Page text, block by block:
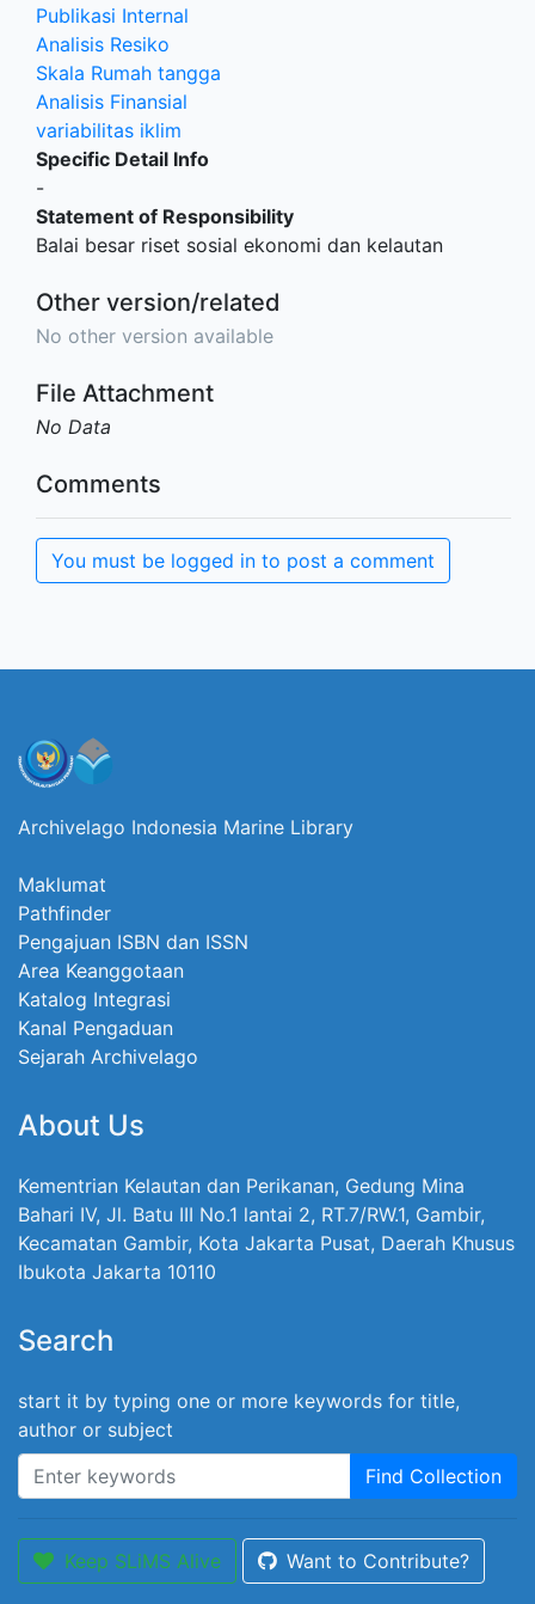
Publikasi Internal
Analisis Resiko
Skala Rumah tangga
Analisis Finansial
variabilitas iklim
Specific Detail Info
-
Statement of Responsibility
Balai besar riset sosial ekonomi dan kelautan
Other version/related
No other version available
File Attachment
No Data
Comments
You must be logged in to post a comment
Archivelago Indonesia Marine Library
Maklumat
Pathfinder
Pengajuan ISBN dan ISSN
Area Keanggotaan
Katalog Integrasi
Kanal Pengaduan
Sejarah Archivelago
About Us
Kementrian Kelautan dan Perikanan, Gedung Mina
Bahari IV, Jl. Batu III No.1 lantai 2, RT.7/RW.1, Gambir,
Kecamatan Gambir, Kota Jakarta Pusat, Daerah Khusus
Ibukota Jakarta 10110
Search
start it by typing one or more keywords for title,
author or subject
Find Collection
Keep SLiMS Alive Want to Contribute?